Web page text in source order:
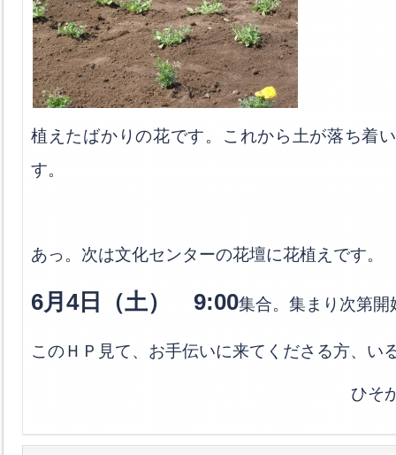
植えたばかりの花です。これから土が落ち着
す。
あっ。次は文化センターの花壇に花植えです。
6月4日（土） 9:00集合。集まり次第開
このＨＰ見て、お手伝いに来てくださる方、い
ひそ